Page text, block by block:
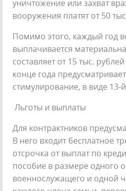
уничтожение или захват
вооружения платят от 50
Помимо этого, каждый год
выплачивается
составляет от 15 тыс.
конце года
стимулирование, в виде 13-
Льготы и выплаты
Для контрактников
В него входит бесплатное
отсрочка от выплат по
пособие в размере одного
военнослужащего и одной